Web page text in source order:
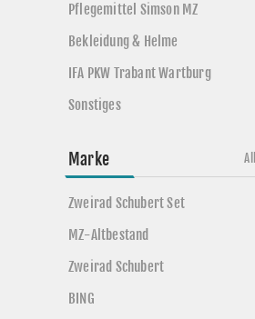
Pflegemittel Simson MZ
Bekleidung & Helme
IFA PKW Trabant Wartburg
Sonstiges
Marke
Zweirad Schubert Set
MZ-Altbestand
Zweirad Schubert
BING